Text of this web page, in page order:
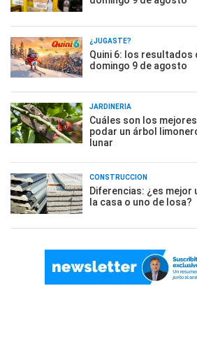
¿JUGASTE?
Quini 6: los resultados
domingo 9 de agosto
JARDINERÍA
Cuáles son los
podar un árbol
lunar
CONSTRUCCIÓN
Diferencias: ¿es mejor
la casa o uno de losa?